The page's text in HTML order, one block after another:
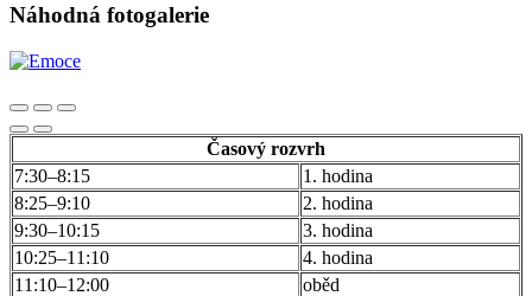
Náhodná fotogalerie
Časový rozvrh
7:30–8:15
1. hodina
8:25–9:10
2. hodina
9:30–10:15
3. hodina
10:25–11:10
4. hodina
11:10–12:00
oběd